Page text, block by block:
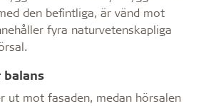
den befintliga, är vänd mot
fyra naturvetenskapliga
balans
ut mot fasaden, medan hörsalen